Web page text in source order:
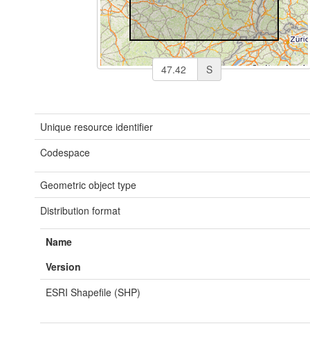
S
Unique resource identifier
Codespace
Geometric object type
Distribution format
Name
Version
ESRI Shapefile (SHP)